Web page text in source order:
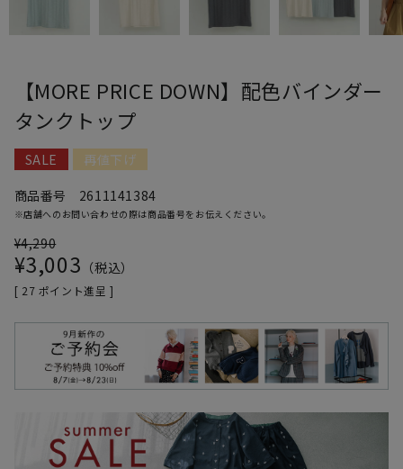
【MORE PRICE DOWN】配色バインダー
タンクトップ
SALE
再値下げ
商品番号
2611141384
※店舗へのお問い合わせの際は商品番号をお伝えください。
¥4,290
¥3,003 税込
[ 27 ポイント進呈 ]